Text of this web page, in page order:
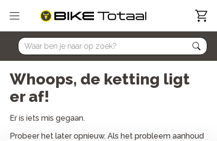
home
Whoops, de ketting ligt
er af!
Er is iets mis gegaan.
Probeer het later opnieuw. Als het probleem aanhoud